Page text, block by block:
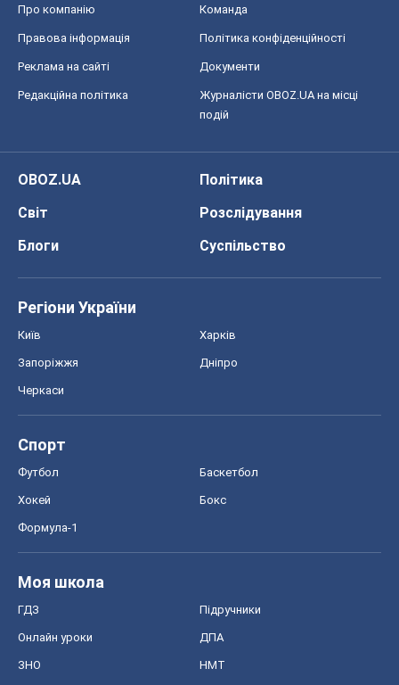
Про компанію Команда
Правова інформація Політика конфіденційності
Реклама на сайті Документи
Редакційна політика
Журналісти OBOZ.UA на місці
подій
OBOZ.UA
Політика
Світ
Розслідування
Блоги
Суспільство
Регіони України
Київ Харків
Запоріжжя Дніпро
Черкаси
Спорт
Футбол Баскетбол
Хокей Бокс
Формула-1
Моя школа
ГДЗ Підручники
Онлайн уроки ДПА
ЗНО НМТ